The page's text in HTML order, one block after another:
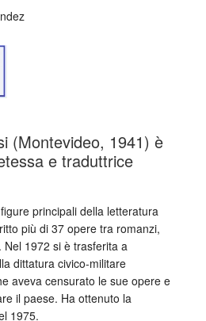
(Montevideo, 1941) è
e traduttrice
principali della letteratura
più di 37 opere tra romanzi,
1972 si è trasferita a
dittatura civico-militare
aveva censurato le sue opere e
il paese. Ha ottenuto la
1975.